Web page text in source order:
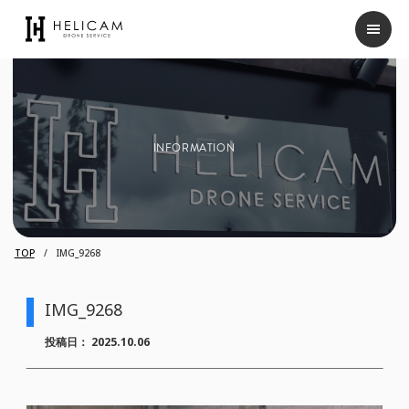
INFORMATION
TOP IMG_9268
IMG_9268
投稿日： 2025.10.06